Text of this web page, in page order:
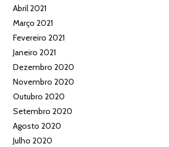
Abril 2021
Março 2021
Fevereiro 2021
Janeiro 2021
Dezembro 2020
Novembro 2020
Outubro 2020
Setembro 2020
Agosto 2020
Julho 2020